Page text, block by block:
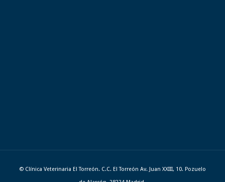
© Clínica Veterinaria El Torreón. C.C. El Torreón Av. Juan XXIII, 10. Pozuelo